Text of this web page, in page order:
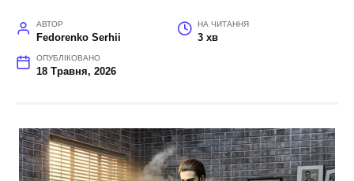
АВТОР
Fedorenko Serhii
НА ЧИТАННЯ
3 хв
ОПУБЛІКОВАНО
18 Травня, 2026